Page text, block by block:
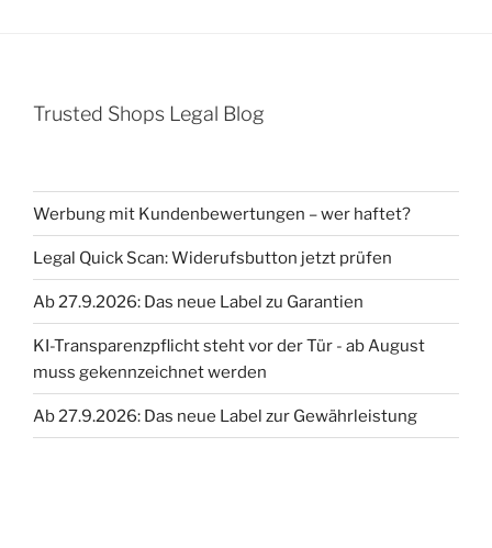
Trusted Shops Legal Blog
Werbung mit Kundenbewertungen – wer haftet?
Legal Quick Scan: Widerufsbutton jetzt prüfen
Ab 27.9.2026: Das neue Label zu Garantien
KI-Transparenzpflicht steht vor der Tür - ab August
muss gekennzeichnet werden
Ab 27.9.2026: Das neue Label zur Gewährleistung